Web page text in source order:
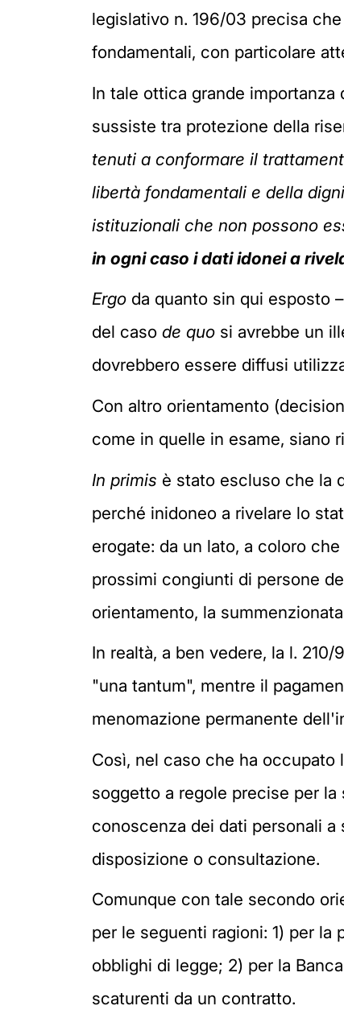
legislativo n. 196/03 precisa
fondamentali, con particolare
In tale ottica grande
sussiste tra protezione della
tenuti a conformare il
libertà fondamentali e della
istituzionali che non possono
in ogni caso i dati idonei a
Ergo da quanto sin qui esposto
del caso de quo si avrebbe un
dovrebbero essere diffusi
Con altro orientamento
come in quelle in esame, siano
In primis è stato escluso che la
perché inidoneo a rivelare lo
erogate: da un lato, a coloro
prossimi congiunti di persone
orientamento, la
In realtà, a ben vedere, la l.
"una tantum", mentre il
menomazione permanente
Così, nel caso che ha
soggetto a regole precise per
conoscenza dei dati personali
disposizione o consultazione.
Comunque con tale secondo
per le seguenti ragioni: 1) per
obblighi di legge; 2) per la
scaturenti da un contratto.